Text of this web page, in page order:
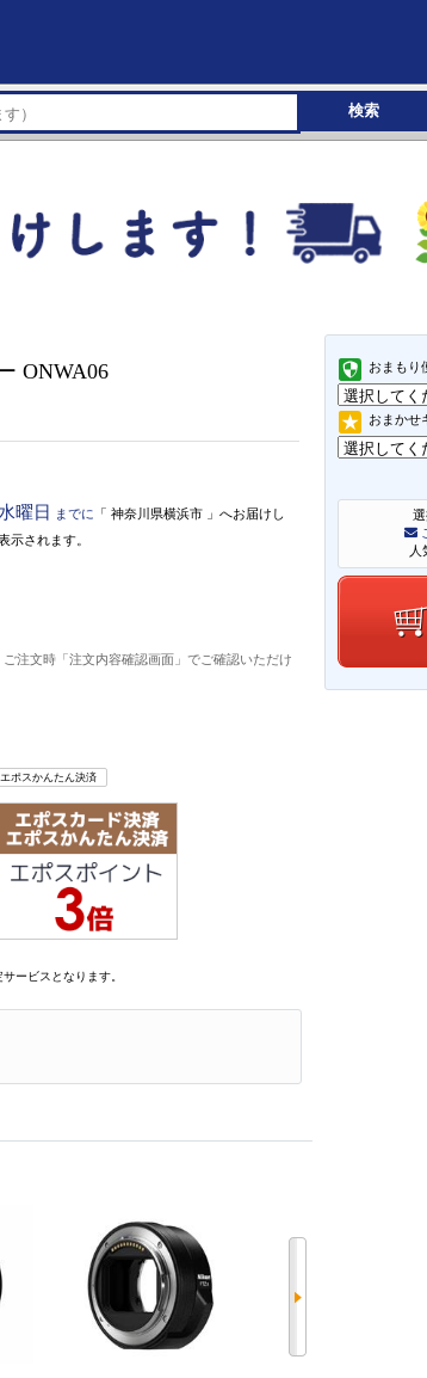
検索
おまもり
おまかせ
ONWA06
水曜日 までに 「 神奈川県横浜市 」 へお届けし
示されます。
注文時「注文内容確認画面」でご確認いただけ
エポスかんたん決済
ービスとなります。